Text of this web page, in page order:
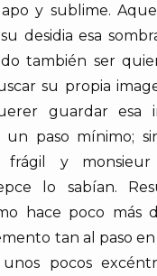
y sublime.
desidia esa
también ser
su propia
guardar esa
un paso mínimo;
frágil y
lo sabían.
hace poco más
tan al paso
pocos